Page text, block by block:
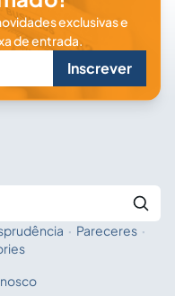
exclusivas e
de entrada.
Inscrever
IA
· Pareceres ·